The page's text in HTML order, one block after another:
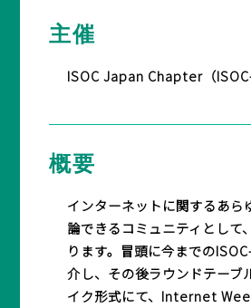
メディア掲載
BASICオンデマンド
マイページ
主催
ISOC Japan Chapter（ISOC-
概要
インターネットに関するあら
論できるコミュニティとして
ります。冒頭に今までの
介し、その後ラウンドテーブ
イク形式にて、Internet